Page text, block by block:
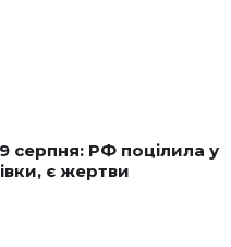
серпня: РФ поцілила у
є жертви